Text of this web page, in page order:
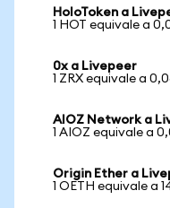
HoloToken a
1 HOT equivale a
0x a Livepeer
1 ZRX equivale a
AIOZ Network a
1 AIOZ equivale a
Origin Ether a
1 OETH equivale a